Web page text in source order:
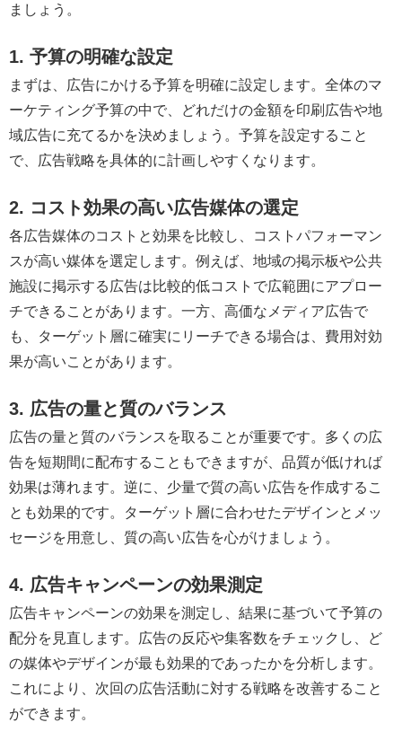
ましょう。
1. 予算の明確な設定
まずは、広告にかける予算を明確に設定します。全体のマ
ーケティング予算の中で、どれだけの金額を印刷広告や地
域広告に充てるかを決めましょう。予算を設定すること
で、広告戦略を具体的に計画しやすくなります。
2. コスト効果の高い広告媒体の選定
各広告媒体のコストと効果を比較し、コストパフォーマン
スが高い媒体を選定します。例えば、地域の掲示板や公共
施設に掲示する広告は比較的低コストで広範囲にアプロー
チできることがあります。一方、高価なメディア広告で
も、ターゲット層に確実にリーチできる場合は、費用対効
果が高いことがあります。
3. 広告の量と質のバランス
広告の量と質のバランスを取ることが重要です。多くの広
告を短期間に配布することもできますが、品質が低ければ
効果は薄れます。逆に、少量で質の高い広告を作成するこ
とも効果的です。ターゲット層に合わせたデザインとメッ
セージを用意し、質の高い広告を心がけましょう。
4. 広告キャンペーンの効果測定
広告キャンペーンの効果を測定し、結果に基づいて予算の
配分を見直します。広告の反応や集客数をチェックし、ど
の媒体やデザインが最も効果的であったかを分析します。
これにより、次回の広告活動に対する戦略を改善すること
ができます。